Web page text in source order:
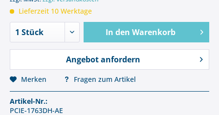
Lieferzeit 10 Werktage
In den Warenkorb
Angebot anfordern
Merken Fragen zum Artikel
Artikel-Nr.:
PCIE-1763DH-AE